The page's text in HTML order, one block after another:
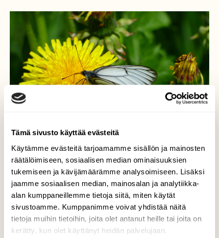
Tämä sivusto käyttää evästeitä
Käytämme evästeitä tarjoamamme sisällön ja mainosten
räätälöimiseen, sosiaalisen median ominaisuuksien
tukemiseen ja kävijämäärämme analysoimiseen. Lisäksi
jaamme sosiaalisen median, mainosalan ja analytiikka-
alan kumppaneillemme tietoja siitä, miten käytät
sivustoamme. Kumppanimme voivat yhdistää näitä
tietoja muihin tietoihin, joita olet antanut heille tai joita on
kerätty, kun olet käyttänyt heidän palvelujaan.
Voikukka ja perhonen
Perhonen löytää nyt kukkasia yllin kyllin.